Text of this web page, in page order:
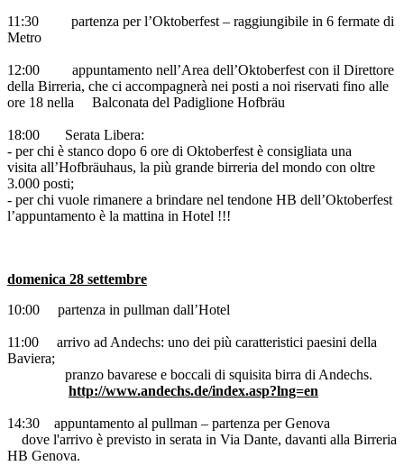
11:30 partenza per l’Oktoberfest – raggiungibile in 6 fermate di
Metro
12:00 appuntamento nell’Area dell’Oktoberfest con il Direttore
della Birreria, che ci accompagnerà nei posti a noi riservati fino alle
ore 18 nella Balconata del Padiglione Hofbräu
18:00 Serata Libera:
- per chi è stanco dopo 6 ore di Oktoberfest è consigliata una
visita all’Hofbräuhaus, la più grande birreria del mondo con oltre
3.000 posti;
- per chi vuole rimanere a brindare nel tendone HB dell’Oktoberfest
l’appuntamento è la mattina in Hotel !!!
domenica 28 settembre
10:00 partenza in pullman dall’Hotel
11:00 arrivo ad Andechs: uno dei più caratteristici paesini della
Baviera;
pranzo bavarese e boccali di squisita birra di Andechs.
http://www.andechs.de/index.asp?lng=en
14:30 appuntamento al pullman – partenza per Genova
dove l'arrivo è previsto in serata in Via Dante, davanti alla Birreria
HB Genova.